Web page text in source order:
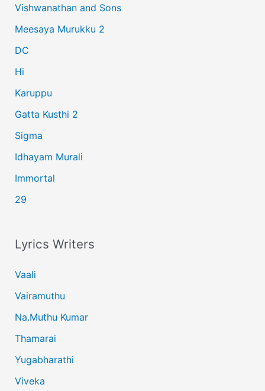
f
o
r
:
Vishwanathan and Sons
Meesaya Murukku 2
DC
Hi
Karuppu
Gatta Kusthi 2
Sigma
Idhayam Murali
Immortal
29
Lyrics Writers
Vaali
Vairamuthu
Na.Muthu Kumar
Thamarai
Yugabharathi
Viveka